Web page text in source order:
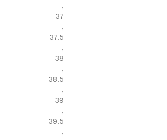
,
37
,
37.5
,
38
,
38.5
,
39
,
39.5
,